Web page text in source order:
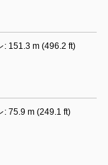
: 151.3 m (496.2 ft)
: 75.9 m (249.1 ft)